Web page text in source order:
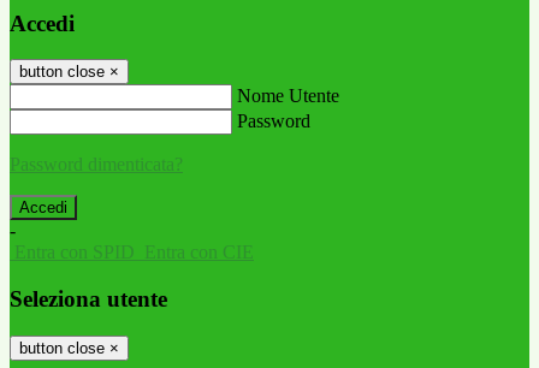
Accedi
button close ×
Nome Utente
Password
Password dimenticata?
-
Entra con SPID Entra con CIE
Seleziona utente
button close ×